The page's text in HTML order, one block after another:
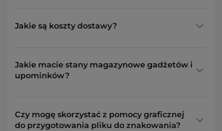
Jakie są koszty dostawy?
Jakie macie stany magazynowe gadżetów i
upominków?
Czy mogę skorzystać z pomocy graficznej
do przygotowania pliku do znakowania?